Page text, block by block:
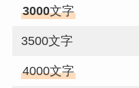
3000文字
3500文字
4000文字